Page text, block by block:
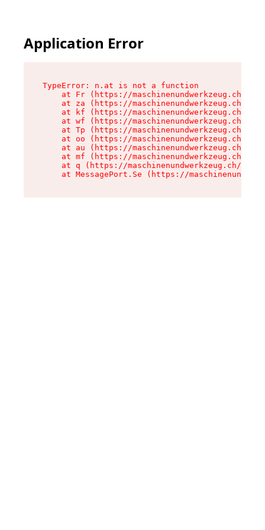
Application Error
TypeError: n.at is not a function
at Fr (https://maschinenundwerkzeug.ch/
at za (https://maschinenundwerkzeug.ch/
at kf (https://maschinenundwerkzeug.ch/
at wf (https://maschinenundwerkzeug.ch/
at Tp (https://maschinenundwerkzeug.ch/
at oo (https://maschinenundwerkzeug.ch/
at au (https://maschinenundwerkzeug.ch/
at mf (https://maschinenundwerkzeug.ch/
at q (https://maschinenundwerkzeug.ch/
at MessagePort.Se (https://